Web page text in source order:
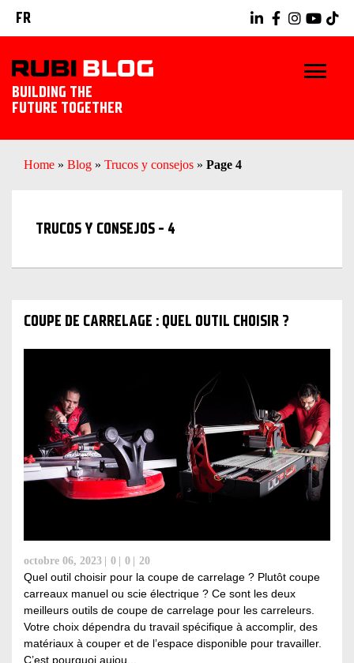
FR
BUILDING THE
FUTURE TOGETHER
BLOG
RUBI TOOLS
DÉCOUVREZ RUBI
Home » Blog » Trucos y consejos » Page 4
TRUCOS Y CONSEJOS - 4
COUPE DE CARRELAGE : QUEL OUTIL CHOISIR ?
octobre 06, 2023 0 0 20
Quel outil choisir pour la coupe de carrelage ? Plutôt coupe
carreaux manuel ou scie électrique ? Ce sont les deux
meilleurs outils de coupe de carrelage pour les carreleurs.
Votre choix dépendra du travail spécifique à accomplir, des
matériaux à couper et de l’espace disponible pour travailler.
C’est pourquoi aujou...